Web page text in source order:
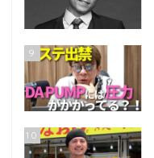
9
10